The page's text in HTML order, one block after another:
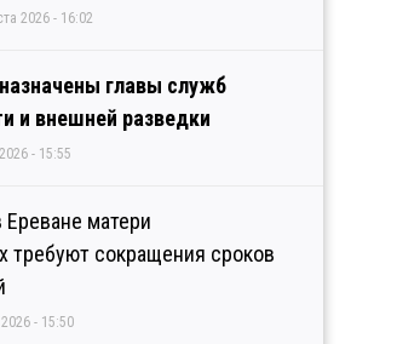
2026 - 16:02
главы служб
и внешней разведки
- 15:55
матери
требуют сокращения сроков
- 15:50